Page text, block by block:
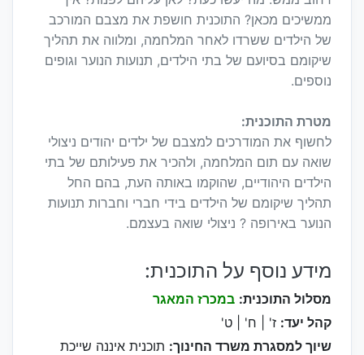
ממשיכים מכאן? התוכנית חושפת את מצבם המורכב
של הילדים ששרדו לאחר המלחמה, ומלווה את תהליך
שיקומם בסיועם של בתי הילדים, תנועות הנוער וגופים
נוספים.
מטרת התוכנית:
לחשוף את המודרכים למצבם של ילדים יהודים ניצולי
שואה עם תום המלחמה, ולהכיר את פעילותם של בתי
הילדים היהודיים, שהוקמו באותה העת, בהם החל
תהליך שיקומם של הילדים בידי חברי וחברות תנועות
הנוער באירופה ? ניצולי שואה בעצמם.
מידע נוסף על התוכנית:
מסלול התוכנית: במכרז המאגר
קהל יעד: ז' | ח' | ט'
שיוך למסגרת משרד החינוך: תוכנית איננה שייכת